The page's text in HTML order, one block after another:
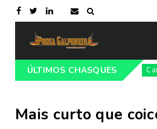
ÚLTIMOS CHASQUES
Cultural da Costa Doce Campeiro
Mais curto que